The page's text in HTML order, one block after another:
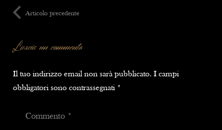
Articolo precedente
Lascia un commento
Il tuo indirizzo email non sarà pubblicato. I campi
obbligatori sono contrassegnati *